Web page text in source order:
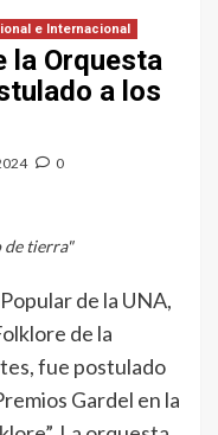
e Internacional
la Orquesta
a los
0
de tierra"
de la UNA,
de la
fue postulado
Gardel en la